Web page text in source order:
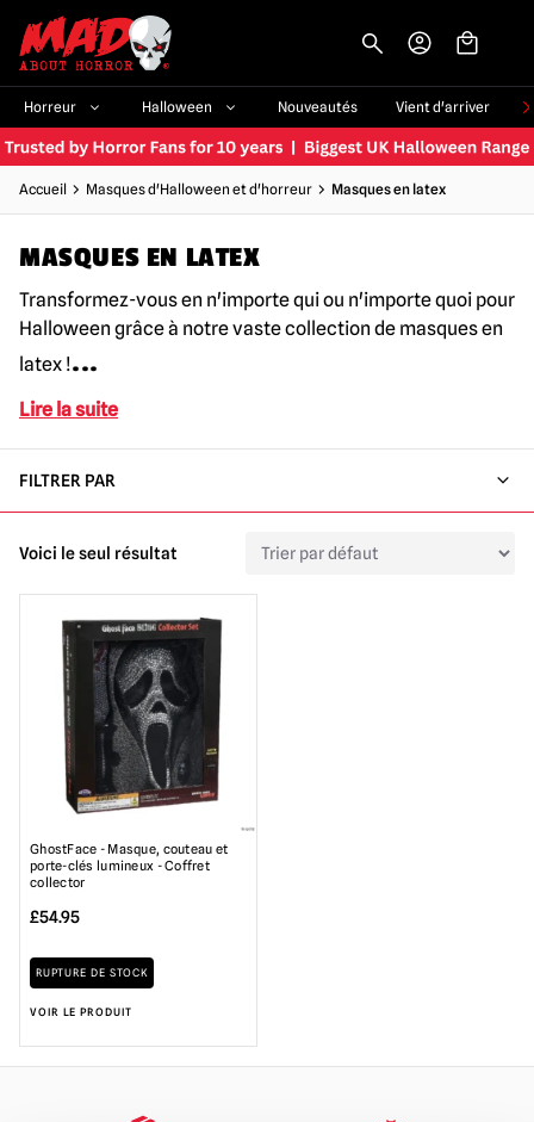
Horreur Halloween Nouveautés Vient d'arriver
Accueil Masques d'Halloween et d'horreur Masques en latex
MASQUES EN LATEX
Transformez-vous en n'importe qui ou n'importe quoi pour
Halloween grâce à notre vaste collection de masques en
latex !...
Lire la suite
FILTRER PAR
Voici le seul résultat
GhostFace - Masque, couteau et
porte-clés lumineux - Coffret
collector
£54.95
RUPTURE DE STOCK
VOIR LE PRODUIT